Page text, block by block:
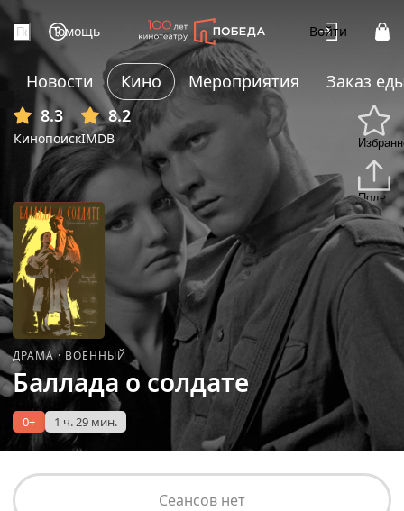
Помощь Войти
Новости Кино Мероприятия
Заказ
8.3
Кинопоиск
8.2
IMDB
ДРАМА·ВОЕННЫЙ
Баллада о солдате
0+ 1 ч. 29 мин.
Сеансов нет